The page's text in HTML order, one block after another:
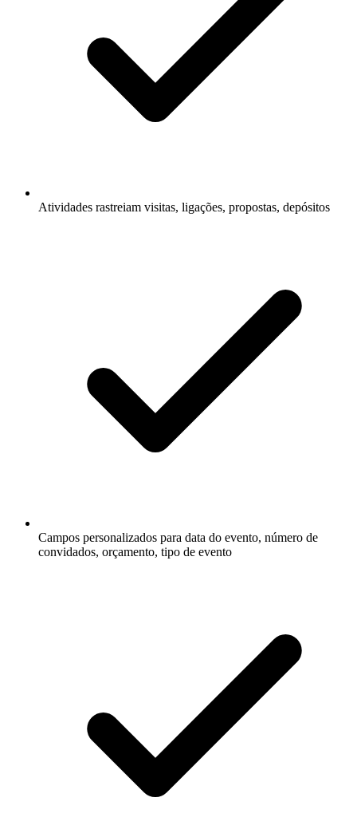
Atividades rastreiam visitas, ligações, propostas, depósitos
Campos personalizados para data do evento, número de
convidados, orçamento, tipo de evento